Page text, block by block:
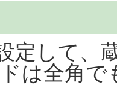
定して、
は全角